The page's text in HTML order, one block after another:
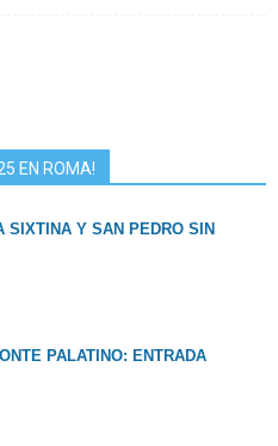
EN ROMA!
SIXTINA Y SAN PEDRO SIN
PALATINO: ENTRADA